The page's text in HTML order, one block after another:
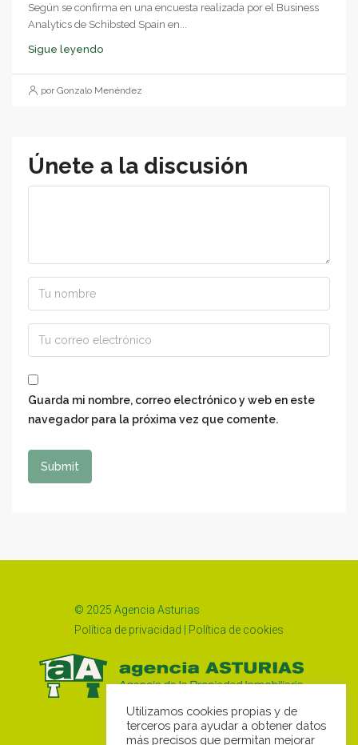
Según se confirma en una encuesta realizada por el Business
Analytics de Schibsted Spain en...
Sigue leyendo
por Gonzalo Menéndez
Únete a la discusión
Guarda mi nombre, correo electrónico y web en este
navegador para la próxima vez que comente.
© 2025 Agencia Asturias
Política de privacidad
Política de cookies
Utilizamos cookies propias y de
terceros para ayudar a obtener datos
más precisos que permitan mejorar